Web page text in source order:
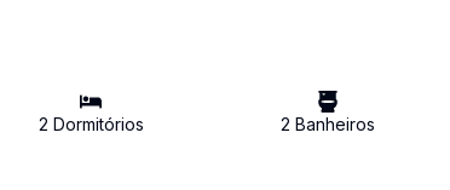
2 Dormitórios 2 Banheiros